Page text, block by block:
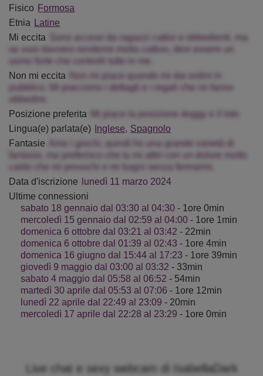
Fisico Formosa
Etnia Latine
Mi eccita
Sono acceso da ragazzi cattivi e obbedienti, ma
se vuoi davvero rendermi molto cattivo, devi essere un
uomo forte che controlli tutto in me.
Non mi eccita
Non mi piace quando mi dai ordini in
pubblico. Mi piacciono i dettagli e i regali che mi fanno
obbedire.
Posizione preferita
Mi piace la posizione doggy e il loto
Lingua(e) parlata(e)
Inglese
Spagnolo
Fantasie
Amo i giochi, quindi ho una grande varietà di
fantasie, ma preferisco che tu mi attiri con un dolore molto
caldo che mi provochi e mi bagni senza fermarmi.
Data d'iscrizione
lunedì 11 marzo 2024
Ultime connessioni
sabato 18 gennaio dal 03:30 al 04:30 - 1ore 0min
mercoledì 15 gennaio dal 02:59 al 04:00 - 1ore 1min
domenica 6 ottobre dal 03:21 al 03:42 - 22min
domenica 6 ottobre dal 01:39 al 02:43 - 1ore 4min
domenica 16 giugno dal 15:44 al 17:23 - 1ore 39min
giovedì 9 maggio dal 03:00 al 03:32 - 33min
sabato 4 maggio dal 05:58 al 06:52 - 54min
martedì 30 aprile dal 05:53 al 07:06 - 1ore 12min
lunedì 22 aprile dal 22:49 al 23:09 - 20min
mercoledì 17 aprile dal 22:28 al 23:29 - 1ore 0min
Live chat e sexy webcam di IsabellaDark